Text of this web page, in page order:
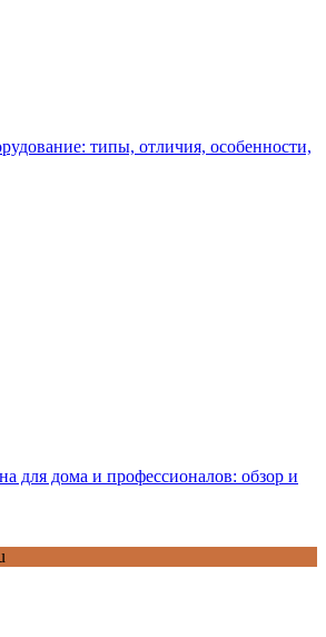
типы, отличия, особенности,
для дома и профессионалов: обзор и